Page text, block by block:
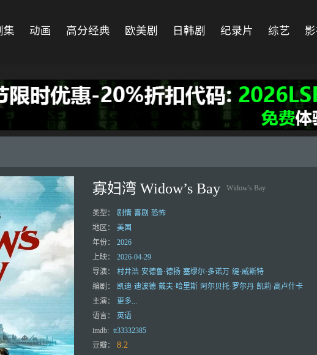
集 动画 高分经典 欧美剧 日韩剧 纪录片 综艺
寡妇湾 Widow’s Bay Widow's Bay
类型： 剧情 喜剧 恐怖
地区：
美国
年份：
2026
上映：
2026-04-29
导演：
村井浩 安德鲁·德扬 塞缪尔·多诺万 缇·威斯特
编剧：
凯迪·迪波德 戴夫·哈里斯 阿尔贝托·罗尔丹 凯莉·高卢什卡
主演：
更多...
语言：
英语
imdb: tt33332385
豆瓣：
8.2